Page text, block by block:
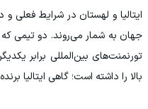
ایتالیا و لهستان در شرایط فعلی و
جهان به شمار می‌روند. دو تیمی که
تورنمنت‌های بین‌المللی برابر
بالا را داشته است؛ گاهی ایتالیا